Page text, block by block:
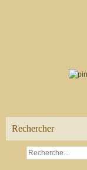
Rechercher